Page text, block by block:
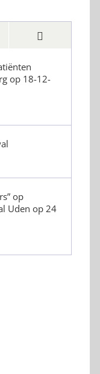
op 18-12-
op
Uden op 24